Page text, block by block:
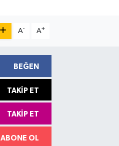
A- A+
BEĞEN
TAKIP ET
TAKIP ET
ABONE OL